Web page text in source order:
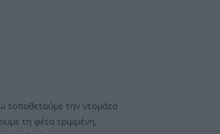
τοποθετούμε την ντομάτα
τη φέτα τριμμένη,